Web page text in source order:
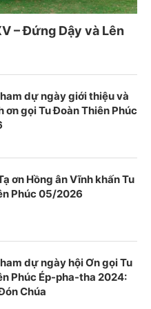
– Đứng Dậy và Lên
dự ngày giới thiệu và
ơn gọi Tu Đoàn Thiên Phúc
ơn Hồng ân Vĩnh khấn Tu
Phúc 05/2026
dự ngày hội Ơn gọi Tu
Phúc Ép-pha-tha 2024:
Chúa